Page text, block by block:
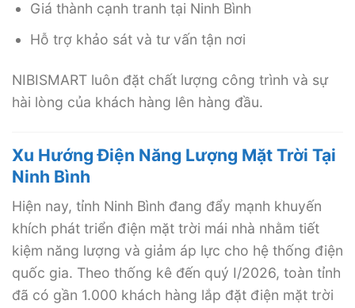
Giá thành cạnh tranh tại Ninh Bình
Hỗ trợ khảo sát và tư vấn tận nơi
NIBISMART luôn đặt chất lượng công trình và sự
hài lòng của khách hàng lên hàng đầu.
Xu Hướng Điện Năng Lượng Mặt Trời Tại
Ninh Bình
Hiện nay, tỉnh Ninh Bình đang đẩy mạnh khuyến
khích phát triển điện mặt trời mái nhà nhằm tiết
kiệm năng lượng và giảm áp lực cho hệ thống điện
quốc gia. Theo thống kê đến quý I/2026, toàn tỉnh
đã có gần 1.000 khách hàng lắp đặt điện mặt trời